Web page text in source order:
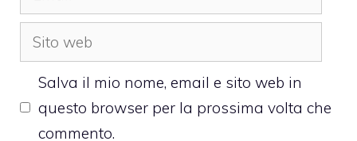
Sito
web
Salva il mio nome, email e sito web in
questo browser per la prossima volta che
commento.